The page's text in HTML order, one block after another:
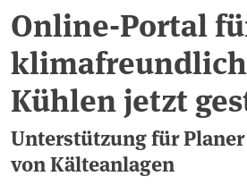
Online-Portal
Kühlen jetzt
Unterstützung für
von Kälteanlagen